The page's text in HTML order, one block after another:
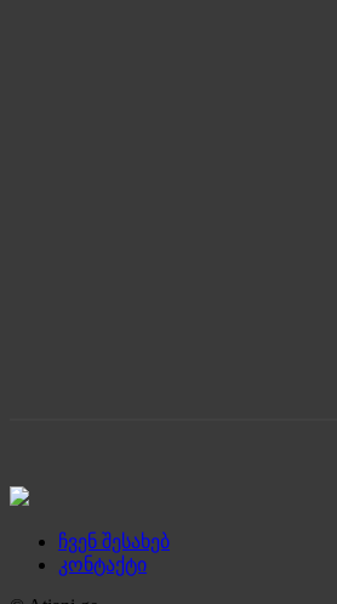
ჩვენ შესახებ
კონტაქტი